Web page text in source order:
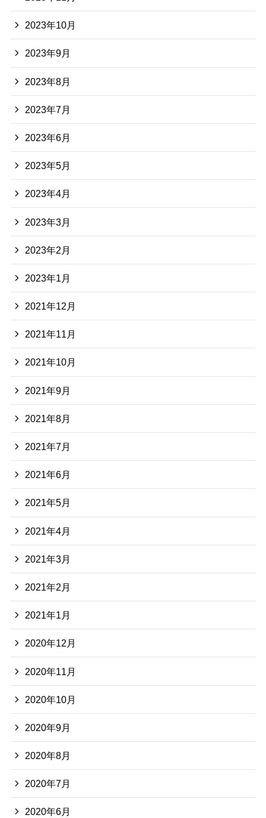
2023年10月
2023年9月
2023年8月
2023年7月
2023年6月
2023年5月
2023年4月
2023年3月
2023年2月
2023年1月
2021年12月
2021年11月
2021年10月
2021年9月
2021年8月
2021年7月
2021年6月
2021年5月
2021年4月
2021年3月
2021年2月
2021年1月
2020年12月
2020年11月
2020年10月
2020年9月
2020年8月
2020年7月
2020年6月